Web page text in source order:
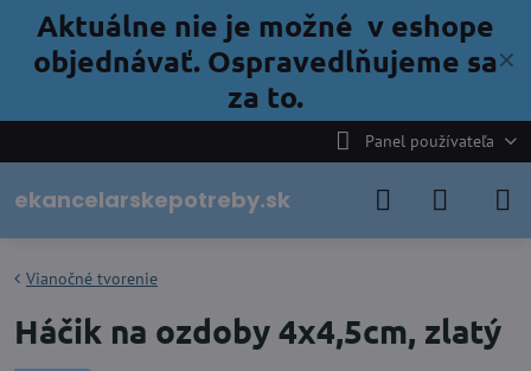
✕
Aktuálne nie je možné v eshope
objednávať. Ospravedlňujeme sa
za to.
Panel používateľa
ekancelarskepotreby.sk
Vianočné tvorenie
Háčik na ozdoby 4x4,5cm, zlatý